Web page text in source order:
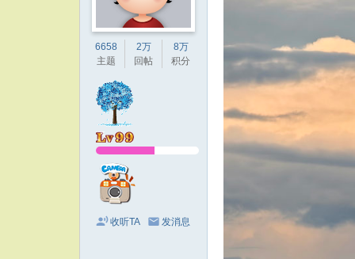
6658
主题
2万
回帖
8万
积分
收听TA 发消息